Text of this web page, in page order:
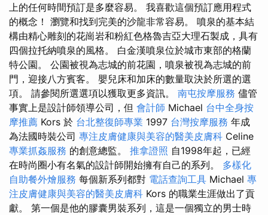
上的任何時間預訂是多麼容易。 我喜歡這個預訂應用程式
的概念！ 瀏覽和找到完美的沙龍非常容易。 噴泉的基本結
構由精心雕刻的花崗岩和粉紅色格魯吉亞大理石製成，具有
四個拉托納噴泉的風格。 白金漢噴泉位於城市東部的格蘭
特公園。 公園被視為志城的前花園，噴泉被視為志城的前
門，迎接八方賓客。 嬰兒床和加床的數量取決於所選的選
項。 請參閱所選選項以獲取更多資訊。 南屯按摩服務 儘管
事實上是設計師領導公司，但 會計師 Michael 台中全身按
摩推薦 Kors 於 台北整復師專業 1997 台灣按摩服務 年成
為法國時裝公司 專注皮膚健康與美容的醫美皮膚科 Celine
專業抓姦服務 的創意總監。 推拿證照 自1998年起，已經
在時尚圈小有名氣的設計師開始擁有自己的系列。 多樣化
自助餐外燴服務 每個新系列都對 電話查詢工具 Michael 專
注皮膚健康與美容的醫美皮膚科 Kors 的職業生涯做出了貢
獻。 第一個是他的膠囊男裝系列，這是一個獨立的男士時